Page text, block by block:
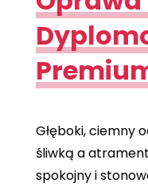
Głęboki, ciemny
śliwką a
spokojny i